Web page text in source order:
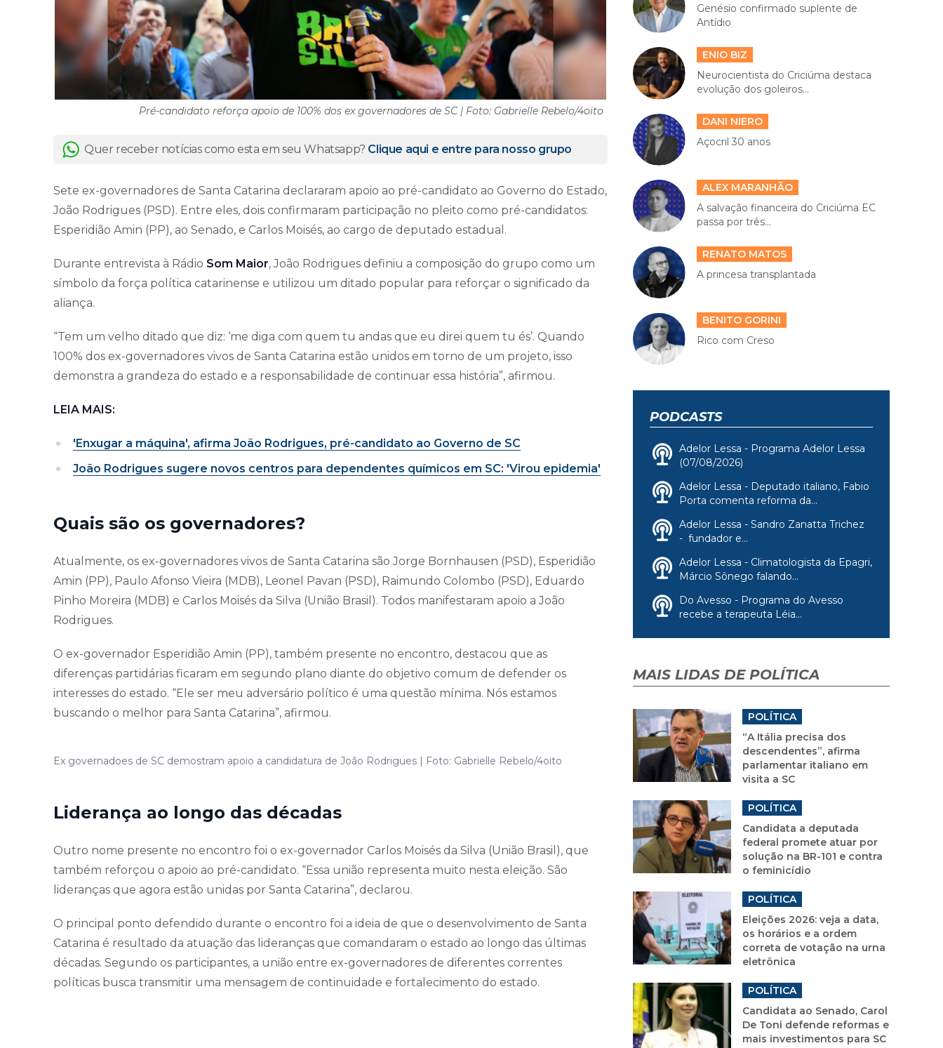
Pré-candidato reforça apoio de 100% dos ex governadores de SC | Foto: Gabrielle Rebelo/4oito
Quer receber notícias como esta em seu Whatsapp? Clique aqui e entre para nosso grupo
Sete ex-governadores de Santa Catarina declararam apoio ao pré-candidato ao Governo do Estado,
João Rodrigues (PSD). Entre eles, dois confirmaram participação no pleito como pré-candidatos:
Esperidião Amin (PP), ao Senado, e Carlos Moisés, ao cargo de deputado estadual.
Durante entrevista à Rádio Som Maior, João Rodrigues definiu a composição do grupo como um
símbolo da força política catarinense e utilizou um ditado popular para reforçar o significado da
aliança.
“Tem um velho ditado que diz: ‘me diga com quem tu andas que eu direi quem tu és’. Quando
100% dos ex-governadores vivos de Santa Catarina estão unidos em torno de um projeto, isso
demonstra a grandeza do estado e a responsabilidade de continuar essa história”, afirmou.
LEIA MAIS:
'Enxugar a máquina', afirma João Rodrigues, pré-candidato ao Governo de SC
João Rodrigues sugere novos centros para dependentes químicos em SC: 'Virou epidemia'
Quais são os governadores?
Atualmente, os ex-governadores vivos de Santa Catarina são Jorge Bornhausen (PSD), Esperidião
Amin (PP), Paulo Afonso Vieira (MDB), Leonel Pavan (PSD), Raimundo Colombo (PSD), Eduardo
Pinho Moreira (MDB) e Carlos Moisés da Silva (União Brasil). Todos manifestaram apoio a João
Rodrigues.
O ex-governador Esperidião Amin (PP), também presente no encontro, destacou que as
diferenças partidárias ficaram em segundo plano diante do objetivo comum de defender os
interesses do estado. “Ele ser meu adversário político é uma questão mínima. Nós estamos
buscando o melhor para Santa Catarina”, afirmou.
Ex governadoes de SC demostram apoio a candidatura de João Rodrigues | Foto: Gabrielle Rebelo/4oito
Liderança ao longo das décadas
Outro nome presente no encontro foi o ex-governador Carlos Moisés da Silva (União Brasil), que
também reforçou o apoio ao pré-candidato. “Essa união representa muito nesta eleição. São
lideranças que agora estão unidas por Santa Catarina”, declarou.
O principal ponto defendido durante o encontro foi a ideia de que o desenvolvimento de Santa
Catarina é resultado da atuação das lideranças que comandaram o estado ao longo das últimas
décadas. Segundo os participantes, a união entre ex-governadores de diferentes correntes
políticas busca transmitir uma mensagem de continuidade e fortalecimento do estado.
Genésio confirmado suplente de
Antídio
ENIO BIZ
Neurocientista do Criciúma destaca
evolução dos goleiros...
DANI NIERO
Açocril 30 anos
ALEX MARANHÃO
A salvação financeira do Criciúma EC
passa por três...
RENATO MATOS
A princesa transplantada
BENITO GORINI
Rico com Creso
PODCASTS
Adelor Lessa - Programa Adelor Lessa
(07/08/2026)
Adelor Lessa - Deputado italiano, Fabio
Porta comenta reforma da...
Adelor Lessa - Sandro Zanatta Trichez
- fundador e...
Adelor Lessa - Climatologista da Epagri,
Márcio Sônego falando...
Do Avesso - Programa do Avesso
recebe a terapeuta Léia...
MAIS LIDAS DE POLÍTICA
POLÍTICA
“A Itália precisa dos
descendentes”, afirma
parlamentar italiano em
visita a SC
POLÍTICA
Candidata a deputada
federal promete atuar por
solução na BR-101 e contra
o feminicídio
POLÍTICA
Eleições 2026: veja a data,
os horários e a ordem
correta de votação na urna
eletrônica
POLÍTICA
Candidata ao Senado, Carol
De Toni defende reformas e
mais investimentos para SC